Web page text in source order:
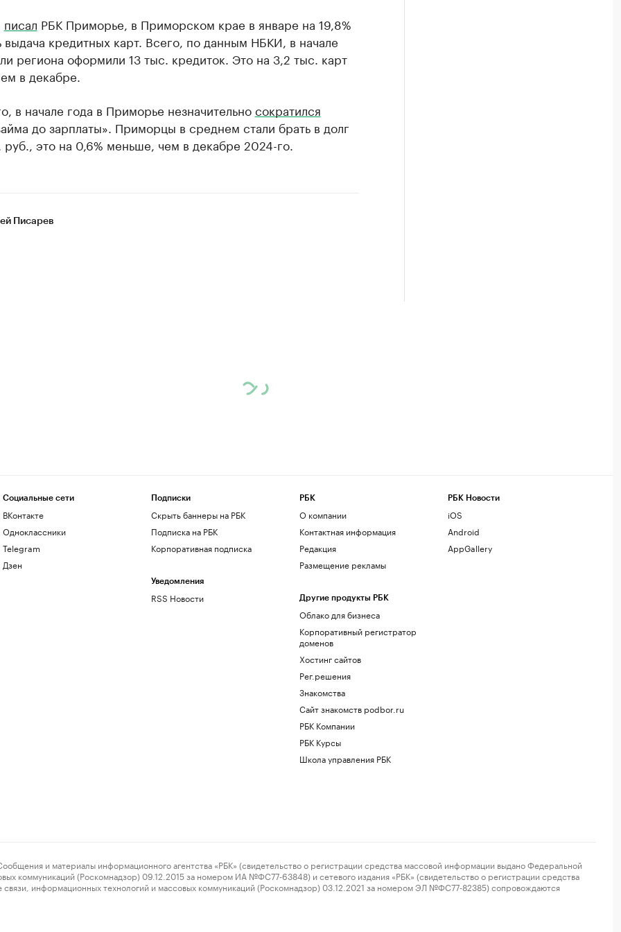
писал РБК Приморье, в Приморском крае в январе на 19,8%
выдача кредитных карт. Всего, по данным НБКИ, в начале
региона оформили 13 тыс. кредиток. Это на 3,2 тыс. карт
в декабре.
в начале года в Приморье незначительносократился
до зарплаты». Приморцы в среднем стали брать в долг
это на 0,6% меньше, чем в декабре 2024-го.
Писарев
Социальные сети
ВКонтакте
Одноклассники
Telegram
Дзен
Подписки
Скрыть баннеры на РБК
Подписка на РБК
Корпоративная подписка
Уведомления
RSS Новости
РБК
О компании
Контактная информация
Редакция
Размещение рекламы
Другие продукты РБК
Облако для бизнеса
Корпоративный регистратор
доменов
Хостинг сайтов
Рег.решения
Знакомства
Сайт знакомств podbor.ru
РБК Компании
РБК Курсы
Школа управления РБК
РБК Новости
iOS
Android
AppGallery
и материалы информационного агентства «РБК» (свидетельство о регистрации средства массовой информации выдано Федеральной
коммуникаций (Роскомнадзор) 09.12.2015 за номером ИА №ФС77-63848) и сетевого издания «РБК» (свидетельство о регистрации средства
информационных технологий и массовых коммуникаций (Роскомнадзор) 03.12.2021 за номером ЭЛ №ФС77-82385) сопровождаются